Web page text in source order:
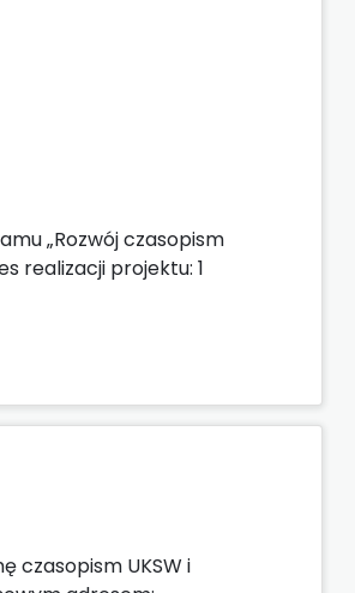
„Rozwój czasopism
realizacji projektu: 1
czasopism UKSW i